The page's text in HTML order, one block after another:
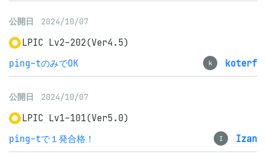
公開日 2024/10/07
LPIC Lv2-202(Ver4.5)
ping-tのみでOK
k koterf
公開日 2024/10/07
LPIC Lv1-101(Ver5.0)
ping-tで１発合格！
I Izan